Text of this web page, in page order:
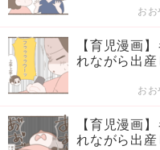
お
【育児漫画
れながら出
お
【育児漫画
れながら出